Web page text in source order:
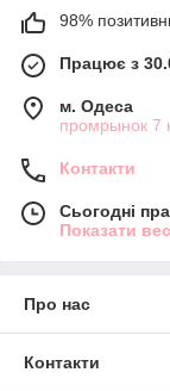
98%
Працює з
м. Одеса
промрынок 7
Контакти
Сьогодні
Показати
Про нас
Контакти